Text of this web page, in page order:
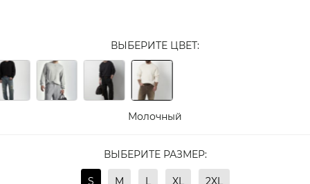
ВЫБЕРИТЕ ЦВЕТ:
Молочный
ВЫБЕРИТЕ РАЗМЕР:
S M L XL 2XL
Аксессуары